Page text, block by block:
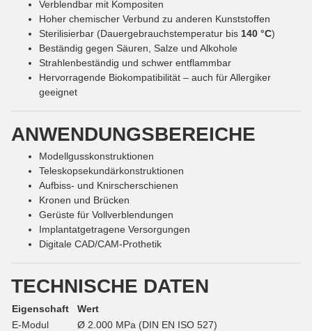
Verblendbar mit Kompositen
Hoher chemischer Verbund zu anderen Kunststoffen
Sterilisierbar (Dauergebrauchstemperatur bis 140 °C)
Beständig gegen Säuren, Salze und Alkohole
Strahlenbeständig und schwer entflammbar
Hervorragende Biokompatibilität – auch für Allergiker
geeignet
ANWENDUNGSBEREICHE
Modellgusskonstruktionen
Teleskopsekundärkonstruktionen
Aufbiss- und Knirscherschienen
Kronen und Brücken
Gerüste für Vollverblendungen
Implantatgetragene Versorgungen
Digitale CAD/CAM-Prothetik
TECHNISCHE DATEN
Eigenschaft
Wert
E-Modul
Ø 2.000 MPa (DIN EN ISO 527)